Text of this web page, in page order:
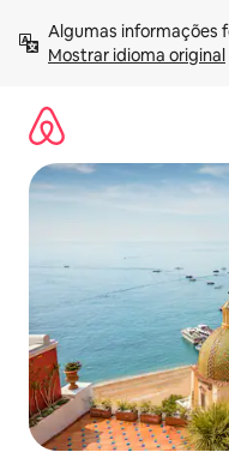
para
Mostrar idioma original